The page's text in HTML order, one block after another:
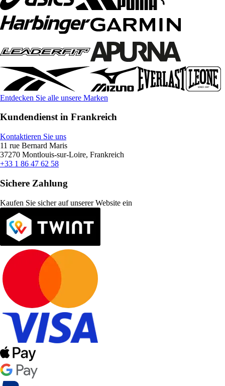
Entdecken Sie alle unsere Marken
Kundendienst in Frankreich
Kontaktieren Sie uns
11 rue Bernard Maris
37270 Montlouis-sur-Loire, Frankreich
+33 1 86 47 62 58
Sichere Zahlung
Kaufen Sie sicher auf unserer Website ein